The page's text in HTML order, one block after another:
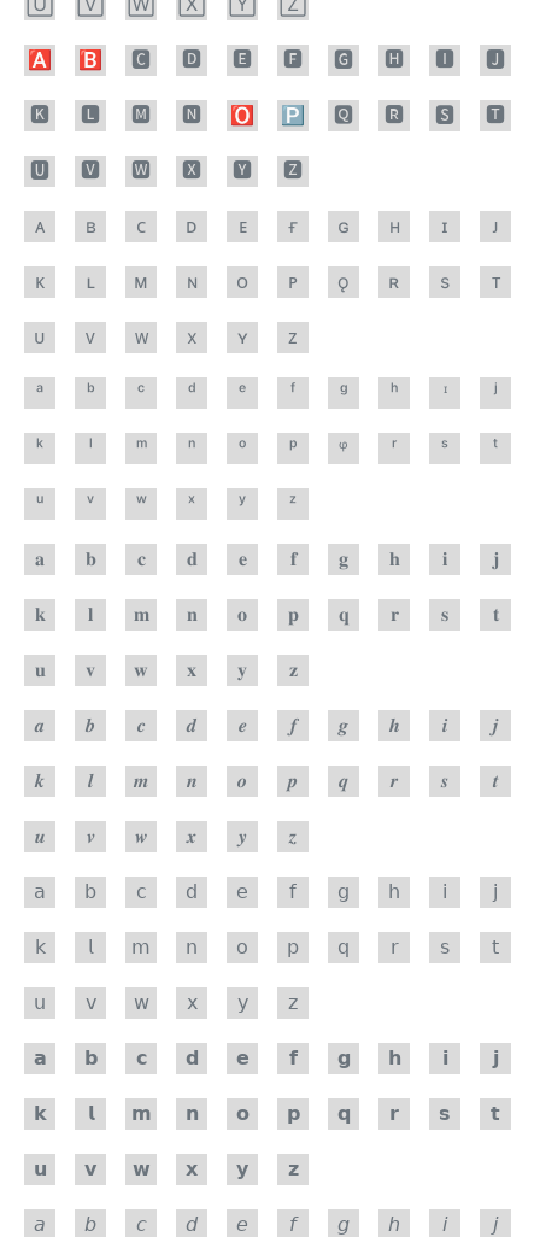
🅰 🅱 🅲 🅳 🅴 🅵 🅶 🅷 🅸 🅹
🅺 🅻 🅼 🅽 🅾 🅿 🆀 🆁 🆂 🆃
🆄 🆅 🆆 🆇 🆈 🆉
ᴀ ʙ ᴄ ᴅ ᴇ ғ ɢ ʜ ɪ ᴊ
ᴋ ʟ ᴍ ɴ ᴏ ᴘ ǫ ʀ s ᴛ
ᴜ ᴠ ᴡ x ʏ ᴢ
ᵃ ᵇ ᶜ ᵈ ᵉ ᶠ ᵍ ʰ ᶦ ʲ
ᵏ ˡ ᵐ ⁿ ᵒ ᵖ ᵠ ʳ ˢ ᵗ
ᵘ ᵛ ʷ ˣ ʸ ᶻ
𝐚 𝐛 𝐜 𝐝 𝐞 𝐟 𝐠 𝐡 𝐢 𝐣
𝐤 𝐥 𝐦 𝐧 𝐨 𝐩 𝐪 𝐫 𝐬 𝐭
𝐮 𝐯 𝐰 𝐱 𝐲 𝐳
𝒂 𝒃 𝒄 𝒅 𝒆 𝒇 𝒈 𝒉 𝒊 𝒋
𝒌 𝒍 𝒎 𝒏 𝒐 𝒑 𝒒 𝒓 𝒔 𝒕
𝒖 𝒗 𝒘 𝒙 𝒚 𝒛
𝖺 𝖻 𝖼 𝖽 𝖾 𝖿 𝗀 𝗁 𝗂 𝗃
𝗄 𝗅 𝗆 𝗇 𝗈 𝗉 𝗊 𝗋 𝗌 𝗍
𝗎 𝗏 𝗐 𝗑 𝗒 𝗓
𝗮 𝗯 𝗰 𝗱 𝗲 𝗳 𝗴 𝗵 𝗶 𝗷
𝗸 𝗹 𝗺 𝗻 𝗼 𝗽 𝗾 𝗿 𝘀 𝘁
𝘂 𝘃 𝘄 𝘅 𝘆 𝘇
𝘢 𝘣 𝘤 𝘥 𝘦 𝘧 𝘨 𝘩 𝘪 𝘫